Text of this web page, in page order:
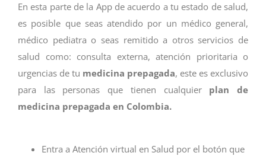
En esta parte de la App de acuerdo a tu estado de salud,
es posible que seas atendido por un médico general,
médico pediatra o seas remitido a otros servicios de
salud como: consulta externa, atención prioritaria o
urgencias de tu medicina prepagada, este es exclusivo
para las personas que tienen cualquierplan de
medicina prepagada en Colombia.
Entra a Atención virtual en Salud por el botón que